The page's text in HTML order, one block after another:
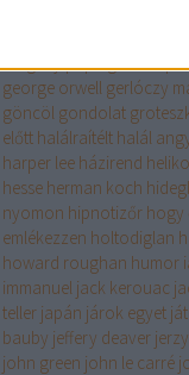
szegény papageneral
george orwell gerlóczy
göncöl gondolat
előtt halálraítélt halál
harper lee házirend
hesse herman koch
nyomon hipnotizőr hogy
emlékezzen holtodiglan
howard roughan humor
immanuel jack kerouac
teller japán járok egyet
bauby jeffery deaver
john green john le carré